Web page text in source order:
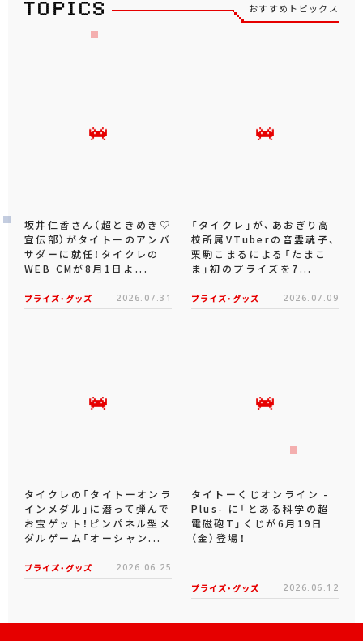
おすすめトピックス
坂井仁香さん（超ときめき♡
宣伝部）がタイトーのアンバ
サダーに就任！タイクレの
WEB CMが8月1日よ...
プライズ・グッズ 2026.07.31
「タイクレ」が、あおぎり高
校所属VTuberの音霊魂子、
栗駒こまるによる「たまこ
ま」初のプライズを7...
プライズ・グッズ 2026.07.09
タイクレの「タイトーオンラ
インメダル」に潜って弾んで
お宝ゲット！ピンパネル型メ
ダルゲーム「オーシャン...
プライズ・グッズ 2026.06.25
タイトーくじオンライン -
Plus- に「とある科学の超
電磁砲T」くじが6月19日
（金）登場！
プライズ・グッズ 2026.06.12